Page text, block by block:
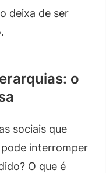
deixa de ser
o
sociais que
interromper
O que é